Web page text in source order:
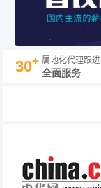
30+ 属地化代理跟进
全面服务